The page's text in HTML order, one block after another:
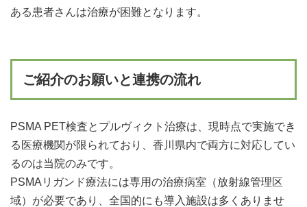
ある患者さんは治療が困難となります。
ご紹介のお願いと連携の流れ
PSMA PET検査とプルヴィクト治療は、現時点で実施でき
る医療機関が限られており、香川県内で両方に対応してい
るのは当院のみです。
PSMAリガンド療法には専用の治療病室（放射線管理区
域）が必要であり、全国的にも導入施設は多くありませ